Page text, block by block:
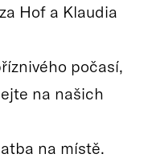
Hof a Klaudia
počasí,
na našich
na místě.